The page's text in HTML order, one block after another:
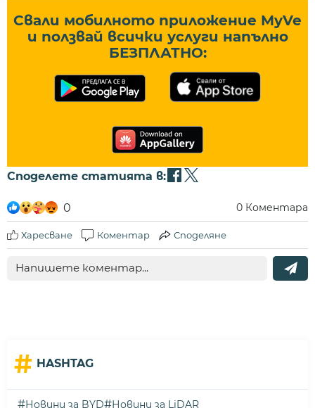
Свали мобилното приложение MyVe
и ползвай всички услуги напълно
БЕЗПЛАТНО:
Споделете статията в:
0 0 Коментара
Харесване Коментар Споделяне
# HASHTAG
#Новини за BYD#Новини за LiDAR